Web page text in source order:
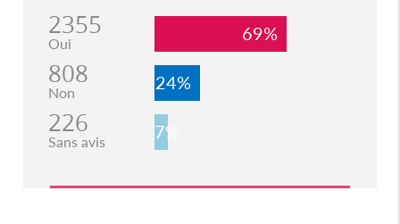
2355
Oui 69%
808
Non 24%
226
Sans avis 7%